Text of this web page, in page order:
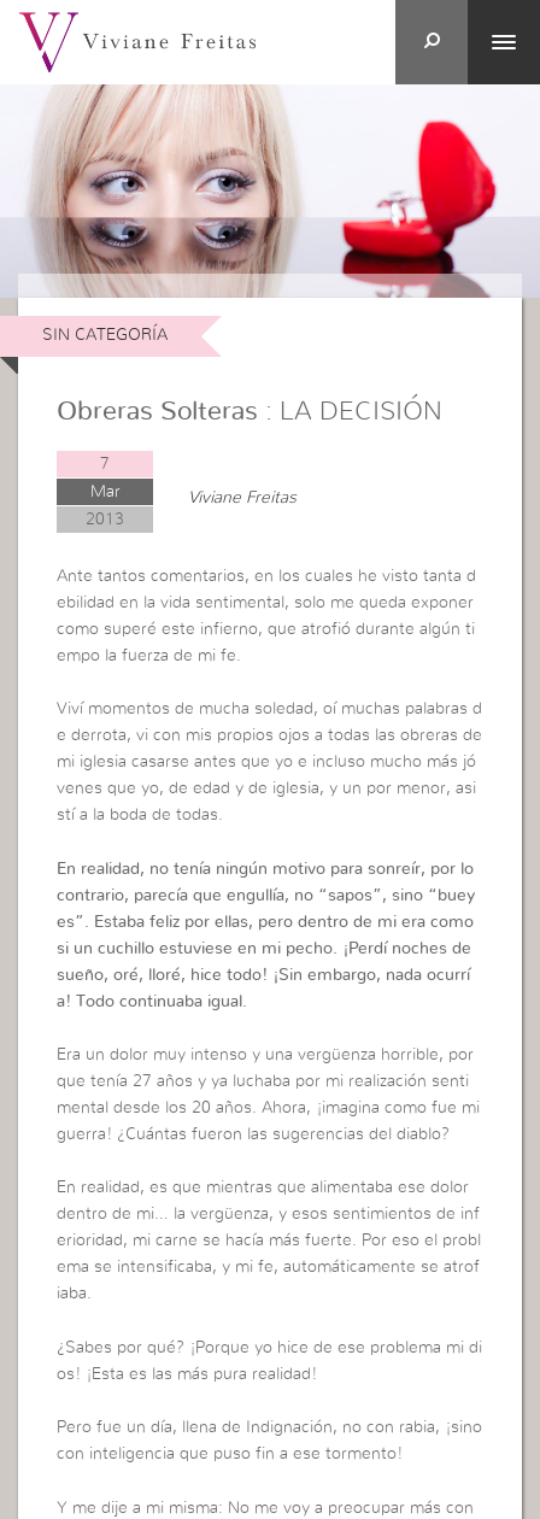
SIN CATEGORÍA
Obreras Solteras : LA DECISIÓN
7
Mar
2013
Viviane Freitas
Ante tantos comentarios, en los cuales he visto tanta d
ebilidad en la vida sentimental, solo me queda exponer
como superé este infierno, que atrofió durante algún ti
empo la fuerza de mi fe.
Viví momentos de mucha soledad, oí muchas palabras d
e derrota, vi con mis propios ojos a todas las obreras de
mi iglesia casarse antes que yo e incluso mucho más jó
venes que yo, de edad y de iglesia, y un por menor, asi
stí a la boda de todas.
En realidad, no tenía ningún motivo para sonreír, por lo
contrario, parecía que engullía, no “sapos”, sino “buey
es”. Estaba feliz por ellas, pero dentro de mi era como
si un cuchillo estuviese en mi pecho. ¡Perdí noches de
sueño, oré, lloré, hice todo! ¡Sin embargo, nada ocurrí
a! Todo continuaba igual.
Era un dolor muy intenso y una vergüenza horrible, por
que tenía 27 años y ya luchaba por mi realización senti
mental desde los 20 años. Ahora, ¡imagina como fue mi
guerra! ¿Cuántas fueron las sugerencias del diablo?
En realidad, es que mientras que alimentaba ese dolor
dentro de mi… la vergüenza, y esos sentimientos de inf
erioridad, mi carne se hacía más fuerte. Por eso el probl
ema se intensificaba, y mi fe, automáticamente se atrof
iaba.
¿Sabes por qué? ¡Porque yo hice de ese problema mi di
os! ¡Esta es las más pura realidad!
Pero fue un día, llena de Indignación, no con rabia, ¡sino
con inteligencia que puso fin a ese tormento!
Y me dije a mi misma: No me voy a preocupar más con